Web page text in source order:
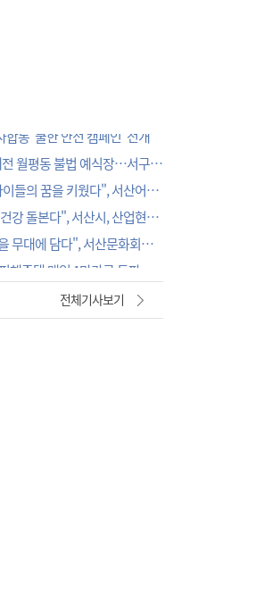
동 '쿨한 안전 캠페인' 전개
"책 한 권이 아이들의 꿈을 키웠다", 서산어린이도서관, 독서문화 프로젝트 성황리 마무리
"바다의 숨결을 무대에 담다", 서산문화회관, 공명 콘서트 '은하의 물고기' 공연
LH 전세사기 피해주택 매입 1만가구 돌파…피해 인정도 4만건 넘어
합시다’
건국대 글로컬캠퍼스 RISE사업단, ISO 국제표준 심사원 교육 성료
전체기사보기